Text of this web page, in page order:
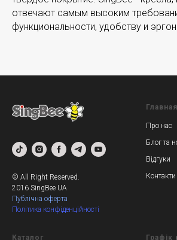
отвечают самым высоким
функциональности, удобству и
© All Right Reserved.
2016 SingBee UА
Публічна оферта
Політика конфіденційності
Главная
Про нас
Блог та
Відгуки
Контакти
Каталог Графік